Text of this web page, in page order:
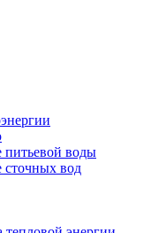
питьевой воды
сточных вод